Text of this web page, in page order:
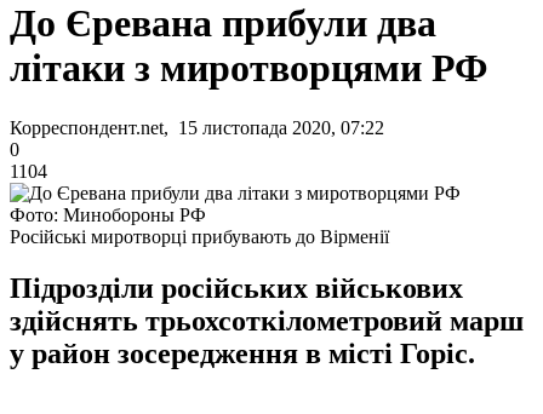
До Єревана прибули два
літаки з миротворцями РФ
Корреспондент.net, 15 листопада 2020, 07:22
0
1104
Фото: Минобороны РФ
Російські миротворці прибувають до Вірменії
Підрозділи російських військових
здійснять трьохсоткілометровий марш
у район зосередження в місті Горіс.